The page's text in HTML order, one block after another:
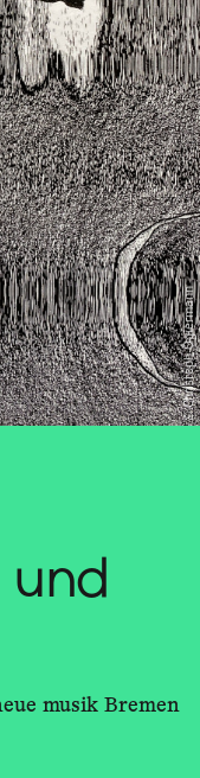
Christoph Ogiermann
musik Bremen